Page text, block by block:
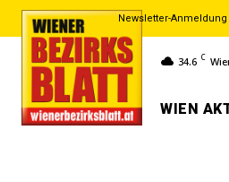
Newsletter-Anmeldung
34.6 C
WIEN